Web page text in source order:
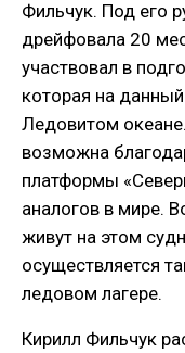
Фильчук. Под его
дрейфовала 20
участвовал в
которая на
Ледовитом
возможна
платформы
аналогов в мире.
живут на этом
осуществляется
ледовом лагере.
Кирилл Фильчук